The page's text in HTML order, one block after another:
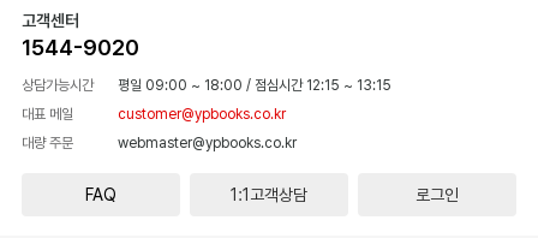
고객센터
1544-9020
상담가능시간 평일 09:00 ~ 18:00 / 점심시간 12:15 ~ 13:15
대표 메일
customer@ypbooks.co.kr
대량 주문
webmaster@ypbooks.co.kr
FAQ 1:1고객상담 로그인